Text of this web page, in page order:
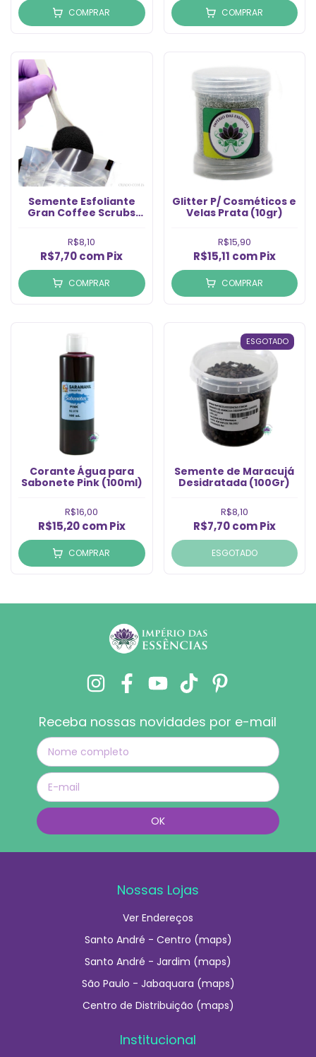
COMPRAR COMPRAR
Semente Esfoliante
Gran Coffee Scrubs
R$8,10
R$7,70comPix
COMPRAR
Glitter P/ Cosméticos e
Velas Prata (10gr)
R$15,90
R$15,11 com Pix
COMPRAR
Corante Água para
Sabonete Pink (100ml)
R$16,00
R$15,20com Pix
COMPRAR
ESGOTADO
Semente de Maracuj
Desidratada (100Gr)
R$8,10
R$7,70com Pix
ESGOTADO
Receba nossas novidades por e-mail
Nossas Lojas
Ver Endereços
Santo André - Centro (maps)
Santo André - Jardim (maps)
São Paulo - Jabaquara (maps)
Centro de Distribuição (maps)
Institucional